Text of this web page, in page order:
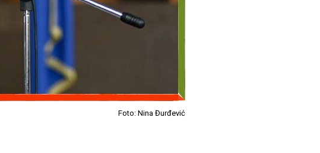
Foto: Nina Đurđević